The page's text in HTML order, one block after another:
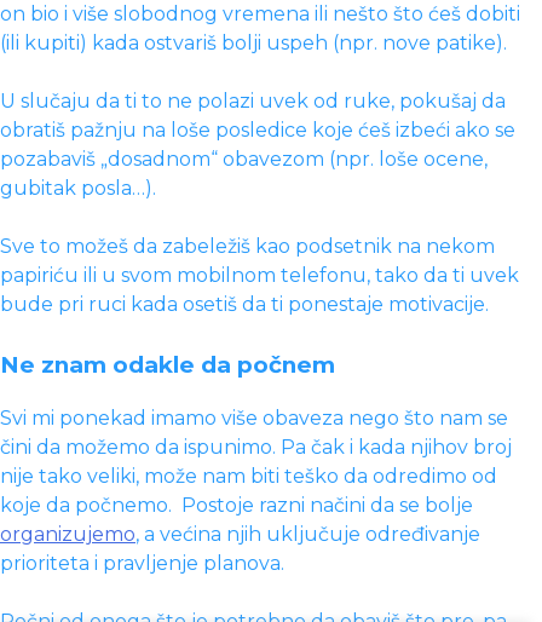
on bio i više slobodnog vremena ili nešto što ćeš dobiti
(ili kupiti) kada ostvariš bolji uspeh (npr. nove patike).
U slučaju da ti to ne polazi uvek od ruke, pokušaj da
obratiš pažnju na loše posledice koje ćeš izbeći ako se
pozabaviš „dosadnom“ obavezom (npr. loše ocene,
gubitak posla…).
Sve to možeš da zabeležiš kao podsetnik na nekom
papiriću ili u svom mobilnom telefonu, tako da ti uvek
bude pri ruci kada osetiš da ti ponestaje motivacije.
Ne znam odakle da počnem
Svi mi ponekad imamo više obaveza nego što nam se
čini da možemo da ispunimo. Pa čak i kada njihov broj
nije tako veliki, može nam biti teško da odredimo od
koje da počnemo.
Postoje razni načini da se bolje
organizujemo, a većina njih uključuje određivanje
prioriteta i pravljenje planova.